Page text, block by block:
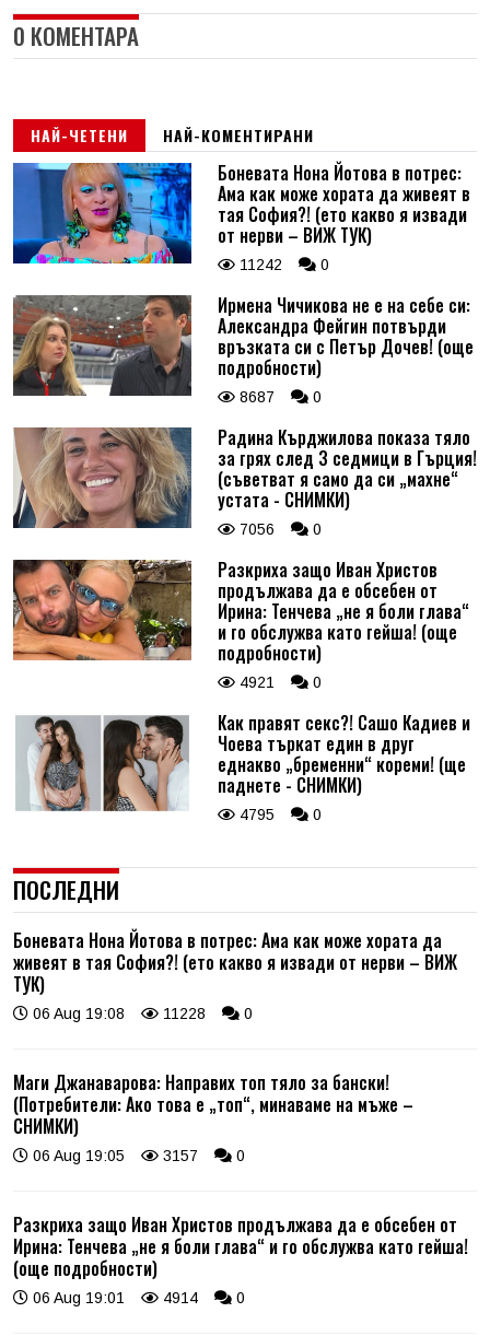
0 КОМЕНТАРА
НАЙ-ЧЕТЕНИ НАЙ-КОМЕНТИРАНИ
Боневата Нона Йотова в потрес:
Ама как може хората да живеят в
тая София?! (ето какво я извади
от нерви – ВИЖ ТУК)
11242 0
Ирмена Чичикова не е на себе си:
Александра Фейгин потвърди
връзката си с Петър Дочев! (още
подробности)
8687 0
Радина Кърджилова показа тяло
за грях след 3 седмици в Гърция!
(съветват я само да си „махне“
устата - СНИМКИ)
7056 0
Разкриха защо Иван Христов
продължава да е обсебен от
Ирина: Тенчева „не я боли глава“
и го обслужва като гейша! (още
подробности)
4921 0
Как правят секс?! Сашо Кадиев и
Чоева търкат един в друг
еднакво „бременни“ кореми! (ще
паднете - СНИМКИ)
4795 0
ПОСЛЕДНИ
Боневата Нона Йотова в потрес: Ама как може хората да
живеят в тая София?! (ето какво я извади от нерви – ВИЖ
ТУК)
06 Aug 19:08 11228 0
Маги Джанаварова: Направих топ тяло за бански!
(Потребители: Ако това е „топ“, минаваме на мъже –
СНИМКИ)
06 Aug 19:05 3157 0
Разкриха защо Иван Христов продължава да е обсебен от
Ирина: Тенчева „не я боли глава“ и го обслужва като гейша!
(още подробности)
06 Aug 19:01 4914 0